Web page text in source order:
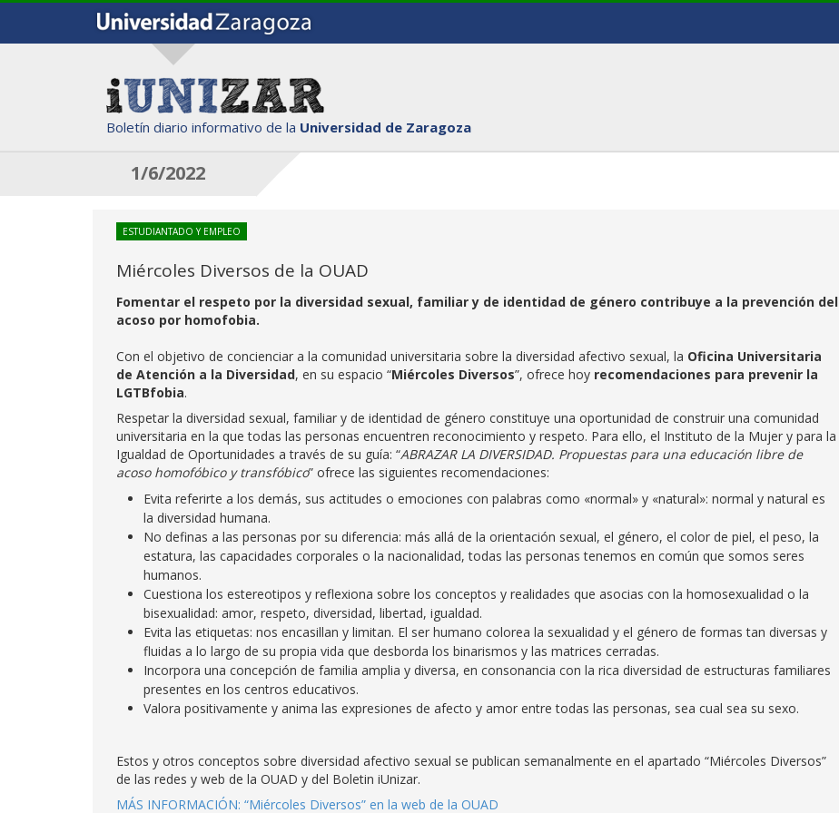
Boletín diario informativo de la Universidad de Zaragoza
1/6/2022
ESTUDIANTADO Y EMPLEO
Miércoles Diversos de la OUAD
Fomentar el respeto por la diversidad sexual, familiar y de identidad de género contribuye a la prevención del
acoso por homofobia.
Con el objetivo de concienciar a la comunidad universitaria sobre la diversidad afectivo sexual, la Oficina Universitaria
de Atención a la Diversidad, en su espacio “Miércoles Diversos”, ofrece hoy recomendaciones para prevenir la
LGTBfobia.
Respetar la diversidad sexual, familiar y de identidad de género constituye una oportunidad de construir una comunidad
universitaria en la que todas las personas encuentren reconocimiento y respeto. Para ello, el Instituto de la Mujer y para la
Igualdad de Oportunidades a través de su guía: “ABRAZAR LA DIVERSIDAD. Propuestas para una educación libre de
acoso homofóbico y transfóbico” ofrece las siguientes recomendaciones:
Evita referirte a los demás, sus actitudes o emociones con palabras como «normal» y «natural»: normal y natural es
la diversidad humana.
No definas a las personas por su diferencia: más allá de la orientación sexual, el género, el color de piel, el peso, la
estatura, las capacidades corporales o la nacionalidad, todas las personas tenemos en común que somos seres
humanos.
Cuestiona los estereotipos y reflexiona sobre los conceptos y realidades que asocias con la homosexualidad o la
bisexualidad: amor, respeto, diversidad, libertad, igualdad.
Evita las etiquetas: nos encasillan y limitan. El ser humano colorea la sexualidad y el género de formas tan diversas y
fluidas a lo largo de su propia vida que desborda los binarismos y las matrices cerradas.
Incorpora una concepción de familia amplia y diversa, en consonancia con la rica diversidad de estructuras familiares
presentes en los centros educativos.
Valora positivamente y anima las expresiones de afecto y amor entre todas las personas, sea cual sea su sexo.
Estos y otros conceptos sobre diversidad afectivo sexual se publican semanalmente en el apartado “Miércoles Diversos”
de las redes y web de la OUAD y del Boletin iUnizar.
MÁS INFORMACIÓN: “Miércoles Diversos” en la web de la OUAD